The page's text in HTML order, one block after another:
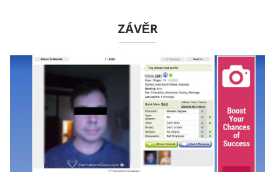
ZÁVĚR